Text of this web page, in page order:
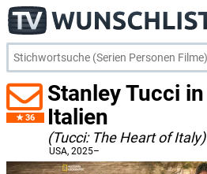
36
Stanley Tucci in
Italien
(Tucci: The Heart of Italy)
USA, 2025–